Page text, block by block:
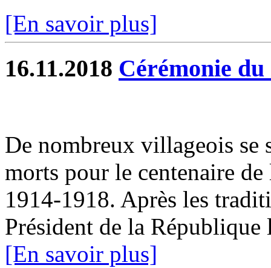
[En savoir plus]
16.11.2018 Cérémonie
De nombreux villageois se
morts pour le centenaire
1914-1918. Après les
Président de la
[En savoir plus]